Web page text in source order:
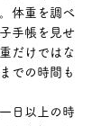
体重を調べ
手帳を見せ
だけではな
での時間も
日以上の時